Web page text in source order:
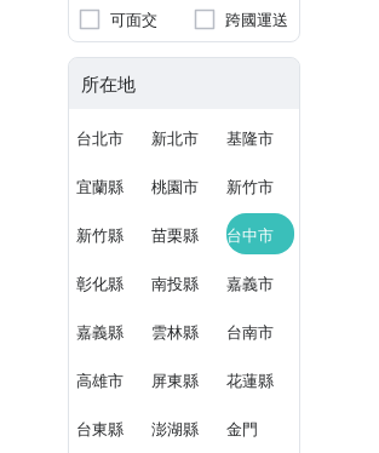
可面交 跨國運送
所在地
台北市 新北市 基隆市
宜蘭縣 桃園市 新竹市
新竹縣 苗栗縣 台中市
彰化縣 南投縣 嘉義市
嘉義縣 雲林縣 台南市
高雄市 屏東縣 花蓮縣
台東縣 澎湖縣 金門